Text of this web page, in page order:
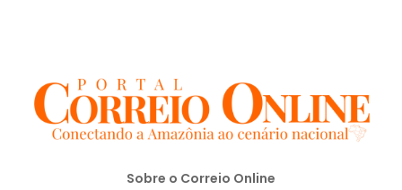
Sobre o Correio Online